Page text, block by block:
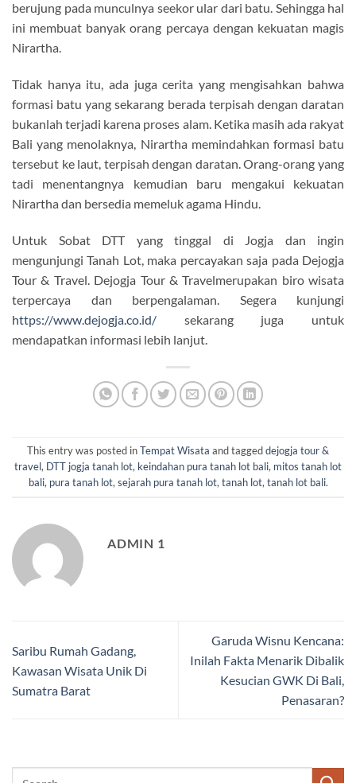
berujung pada munculnya seekor ular dari batu. Sehingga hal
ini membuat banyak orang percaya dengan kekuatan magis
Nirartha.
Tidak hanya itu, ada juga cerita yang mengisahkan bahwa
formasi batu yang sekarang berada terpisah dengan daratan
bukanlah terjadi karena proses alam. Ketika masih ada rakyat
Bali yang menolaknya, Nirartha memindahkan formasi batu
tersebut ke laut, terpisah dengan daratan. Orang-orang yang
tadi menentangnya kemudian baru mengakui kekuatan
Nirartha dan bersedia memeluk agama Hindu.
Untuk Sobat DTT yang tinggal di Jogja dan ingin
mengunjungi Tanah Lot, maka percayakan saja pada Dejogja
Tour & Travel. Dejogja Tour & Travelmerupakan biro wisata
terpercaya dan berpengalaman. Segera kunjungi
https://www.dejogja.co.id/ sekarang juga untuk
mendapatkan informasi lebih lanjut.
This entry was posted inTempat Wisata and taggeddejogja tour &
travel, DTT jogja tanah lot, keindahan pura tanah lot bali, mitos tanah lot
bali, pura tanah lot,sejarah pura tanah lot,tanah lot,tanah lot bali.
ADMIN 1
Saribu Rumah Gadang,
Kawasan Wisata Unik Di
Sumatra Barat
Garuda Wisnu Kencana:
Inilah Fakta Menarik Dibalik
Kesucian GWK Di Bali,
Penasaran?